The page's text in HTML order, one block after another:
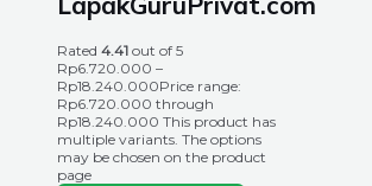
Rated 4.41 out of 5
Rp6.720.000 –
Rp18.240.000Price range:
Rp6.720.000 through
Rp18.240.000 This product has
multiple variants. The options
may be chosen on the product
page